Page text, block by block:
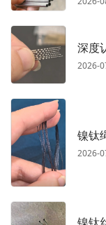
深度
2026-
镍钛
2026-